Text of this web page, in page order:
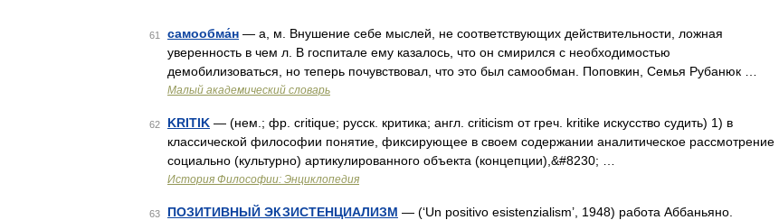
61 самообма́н — а, м. Внушение себе мыслей, не соответствующих действительности, ложная
уверенность в чем л. В госпитале ему казалось, что он смирился с необходимостью
демобилизоваться, но теперь почувствовал, что это был самообман. Поповкин, Семья Рубанюк …
Малый академический словарь
62 KRITIK — (нем.; фр. critique; русск. критика; англ. criticism от греч. kritike искусство судить) 1) в
классической философии понятие, фиксирующее в своем содержании аналитическое рассмотрение
социально (культурно) артикулированного объекта (концепции),&#8230; …
История Философии: Энциклопедия
63 ПОЗИТИВНЫЙ ЭКЗИСТЕНЦИАЛИЗМ — (‘Un positivo esistenzialism’, 1948) работа Аббаньяно.